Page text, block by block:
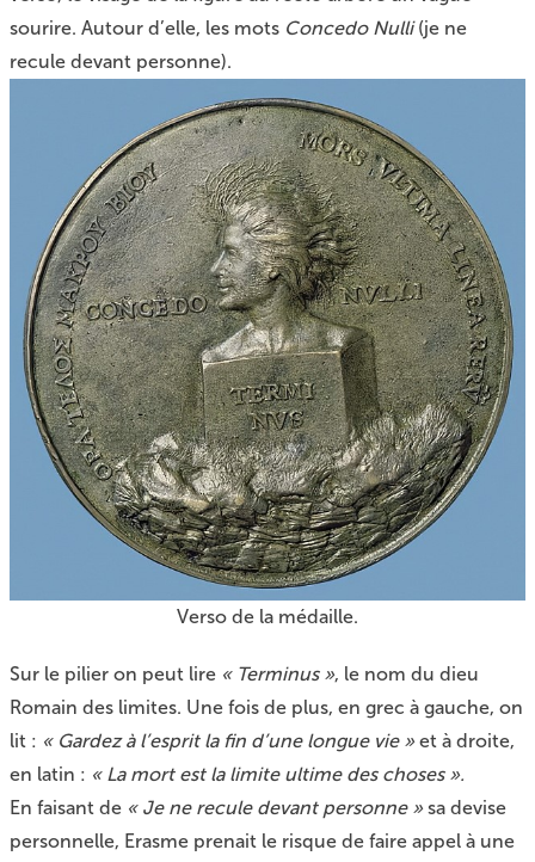
sourire. Autour d’elle, les mots Concedo Nulli(je ne
recule devant personne).
Verso de la médaille.
Sur le pilier on peut lire « Terminus », le nom du dieu
Romain des limites. Une fois de plus, en grec à gauche, on
lit : « Gardez à l’esprit la fin d’une longue vie »et à droite,
en latin : « La mort est la limite ultime des choses ».
En faisant de « Je ne recule devant personne »sa devise
personnelle, Erasme prenait le risque de faire appel à une